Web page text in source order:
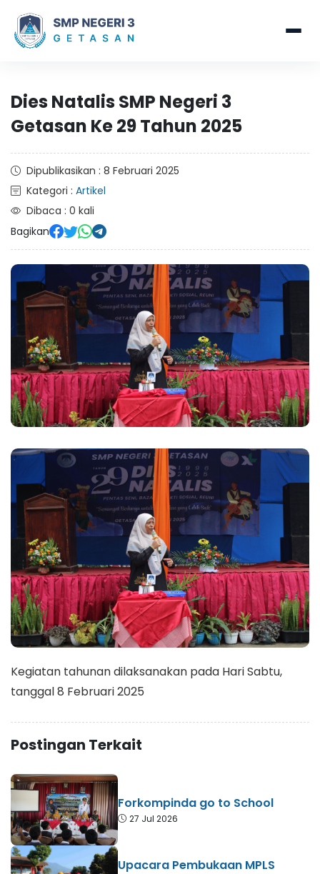
Dies Natalis SMP Negeri 3
Getasan Ke 29 Tahun 2025
Dipublikasikan : 8 Februari 2025
Kategori : Artikel
Dibaca : 0 kali
Bagikan
Kegiatan tahunan dilaksanakan pada Hari Sabtu,
tanggal 8 Februari 2025
Postingan Terkait
Forkompinda go to School
27 Jul 2026
Upacara Pembukaan MPLS